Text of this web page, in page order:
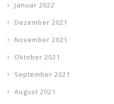
Januar 2022
Dezember 2021
November 2021
Oktober 2021
September 2021
August 2021